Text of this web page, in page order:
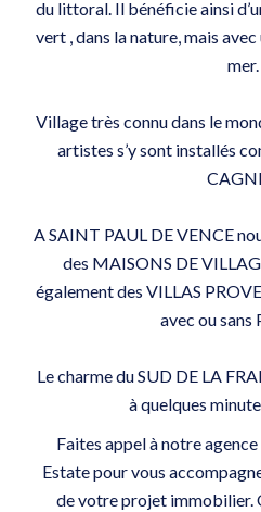
du littoral. Il bénéficie ainsi
vert , dans la nature, mais
mer.
Village très connu dans le
artistes s’y sont installés
A SAINT PAUL DE VENCE
des MAISONS DE
également des VILLAS
avec ou sans
Le charme du SUD DE LA
à quelques
Faites appel à notre
Estate pour vous
de votre projet immobilier.